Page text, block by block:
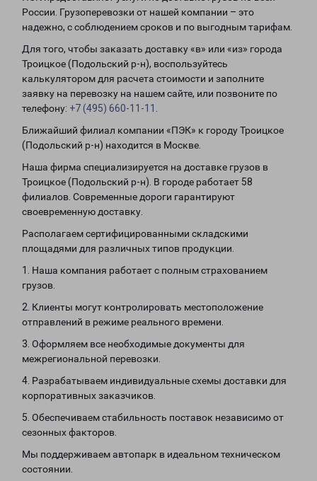
России. Грузоперевозки от нашей компании – это
надежно, с соблюдением сроков и по выгодным тарифам.
Для того, чтобы заказать доставку «в» или «из» города
Троицкое (Подольский р-н), воспользуйтесь
калькулятором для расчета стоимости и заполните
заявку на перевозку на нашем сайте, или позвоните по
телефону: +7 (495) 660-11-11
Ближайший филиал компании «ПЭК» к городу Троицкое
(Подольский р-н) находится в Москве.
Наша фирма специализируется на доставке грузов в
Троицкое (Подольский р-н). В городе работает 58
филиалов. Современные дороги гарантируют
своевременную доставку.
Располагаем сертифицированными складскими
площадями для различных типов продукции.
1. Наша компания работает с полным страхованием
грузов.
2. Клиенты могут контролировать местоположение
отправлений в режиме реального времени.
3. Оформляем все необходимые документы для
межрегиональной перевозки.
4. Разрабатываем индивидуальные схемы доставки для
корпоративных заказчиков.
5. Обеспечиваем стабильность поставок независимо от
сезонных факторов.
Мы поддерживаем автопарк в идеальном техническом
состоянии.